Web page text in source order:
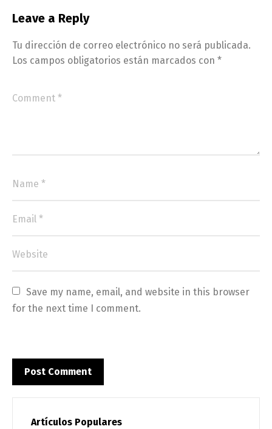
Leave a Reply
Tu dirección de correo electrónico no será publicada.
Los campos obligatorios están marcados con *
Save my name, email, and website in this browser
for the next time I comment.
Artículos Populares